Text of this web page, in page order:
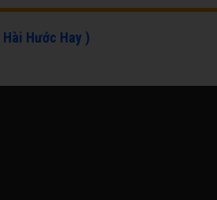
Hước Hay )